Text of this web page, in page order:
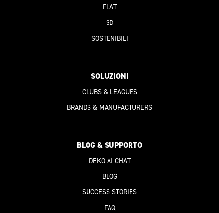
FLAT
3D
SOSTENIBILI
SOLUZIONI
CLUBS & LEAGUES
BRANDS & MANUFACTURERS
BLOG & SUPPORTO
DEKO-AI CHAT
BLOG
SUCCESS STORIES
FAQ